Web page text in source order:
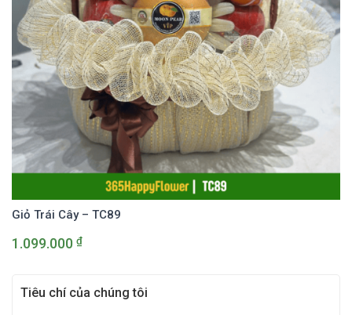
Giỏ Trái Cây – TC89
1.099.000 ₫
Tiêu chí của chúng tôi